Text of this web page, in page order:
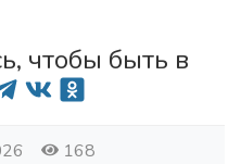
чтобы быть в
168